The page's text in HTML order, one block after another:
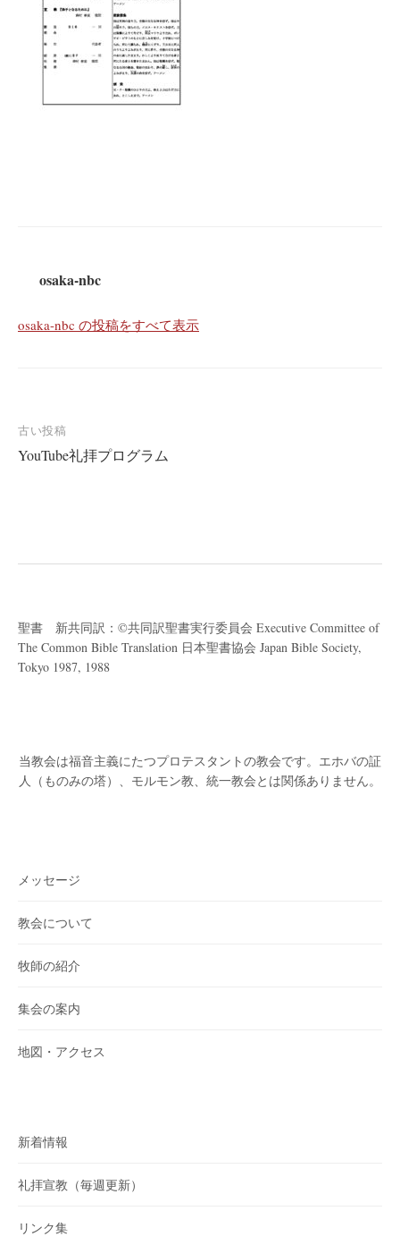
osaka-nbc
osaka-nbc の投稿をすべて表示
投
稿
ー
ョ
ン
古い投稿
YouTube礼拝プログラム
聖書 新共同訳：©共同訳聖書実行委員会 Executive Committee of
The Common Bible Translation 日本聖書協会 Japan Bible Society,
Tokyo 1987, 1988
当教会は福音主義にたつプロテスタントの教会です。 エホバの証
人（ものみの塔）、モルモン教、統一教会とは関係ありません。
メッセージ
教会について
牧師の紹介
集会の案内
地図・アクセス
新着情報
礼拝宣教（毎週更新）
リンク集